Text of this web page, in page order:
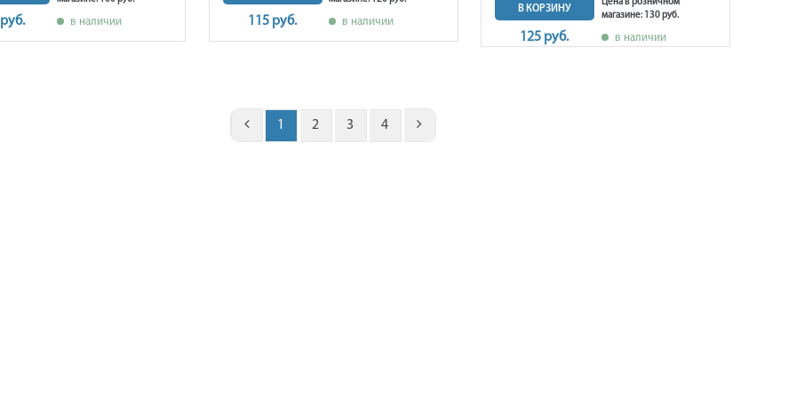
в наличии 115 руб. в наличии
В КОРЗИНУ
125 руб.
Цена в розничном
магазине: 130 руб.
в наличии
1 2 3 4